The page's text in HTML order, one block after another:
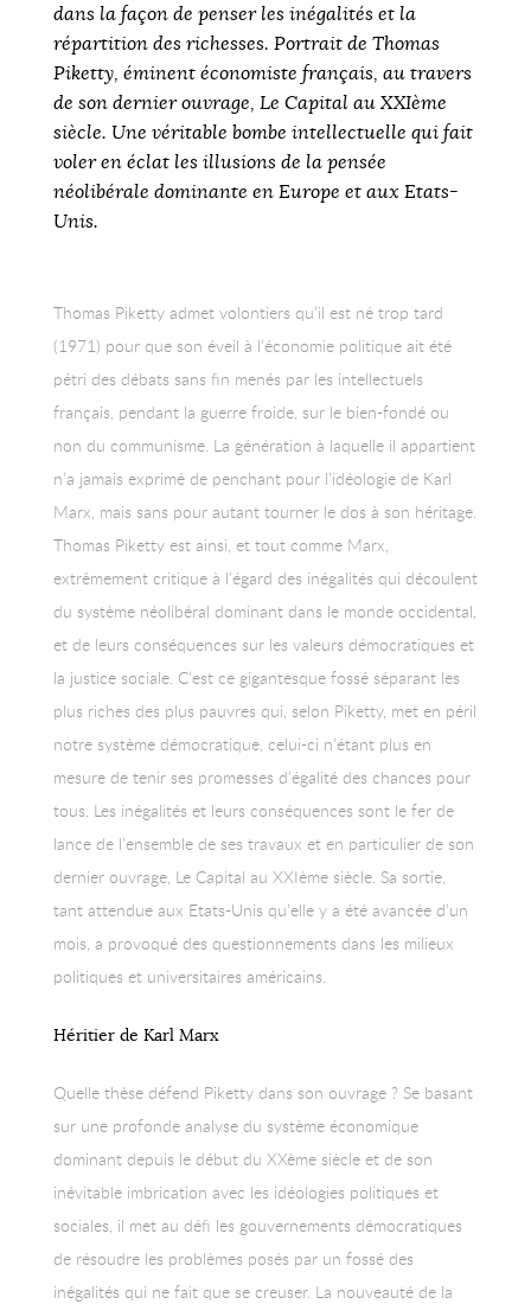
dans la façon de penser les inégalités et la
répartition des richesses. Portrait de Thomas
Piketty, éminent économiste français, au travers
de son dernier ouvrage, Le Capital au XXIème
siècle. Une véritable bombe intellectuelle qui fait
voler en éclat les illusions de la pensée
néolibérale dominante en Europe et aux Etats-
Unis.
Thomas Piketty admet volontiers qu’il est né trop tard
(1971) pour que son éveil à l’économie politique ait été
pétri des débats sans fin menés par les intellectuels
français, pendant la guerre froide, sur le bien-fondé ou
non du communisme. La génération à laquelle il appartient
n’a jamais exprimé de penchant pour l’idéologie de Karl
Marx, mais sans pour autant tourner le dos à son héritage.
Thomas Piketty est ainsi, et tout comme Marx,
extrêmement critique à l’égard des inégalités qui découlent
du système néolibéral dominant dans le monde occidental,
et de leurs conséquences sur les valeurs démocratiques et
la justice sociale. C’est ce gigantesque fossé séparant les
plus riches des plus pauvres qui, selon Piketty, met en péril
notre système démocratique, celui-ci n’étant plus en
mesure de tenir ses promesses d’égalité des chances pour
tous. Les inégalités et leurs conséquences sont le fer de
lance de l’ensemble de ses travaux et en particulier de son
dernier ouvrage, Le Capital au XXIème siècle. Sa sortie,
tant attendue aux Etats-Unis qu’elle y a été avancée d’un
mois, a provoqué des questionnements dans les milieux
politiques et universitaires américains.
Héritier de Karl Marx
Quelle thèse défend Piketty dans son ouvrage ? Se basant
sur une profonde analyse du système économique
dominant depuis le début du XXème siècle et de son
inévitable imbrication avec les idéologies politiques et
sociales, il met au défi les gouvernements démocratiques
de résoudre les problèmes posés par un fossé des
inégalités qui ne fait que se creuser. La nouveauté de la